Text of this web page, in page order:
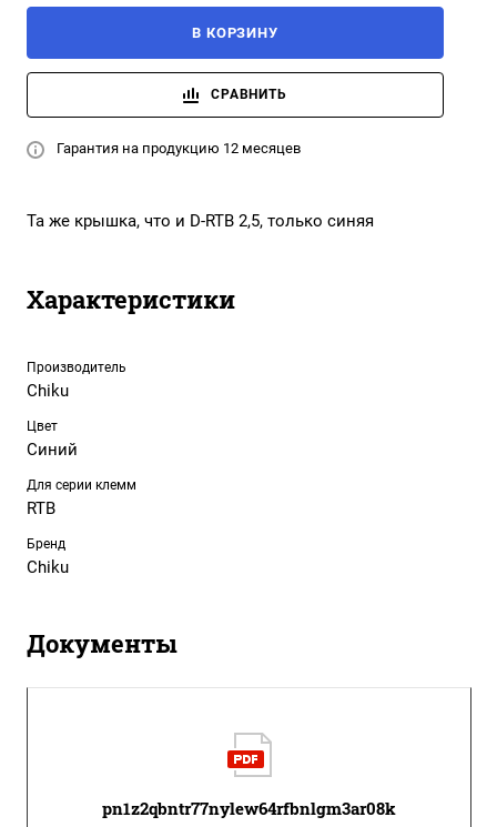
В КОРЗИНУ
СРАВНИТЬ
Гарантия на продукцию 12 месяцев
Та же крышка, что и D-RTB 2,5, только синяя
Характеристики
Производитель
Chiku
Цвет
Синий
Для серии клемм
RTB
Бренд
Chiku
Документы
pn1z2qbntr77nylew64rfbnlgm3ar08k